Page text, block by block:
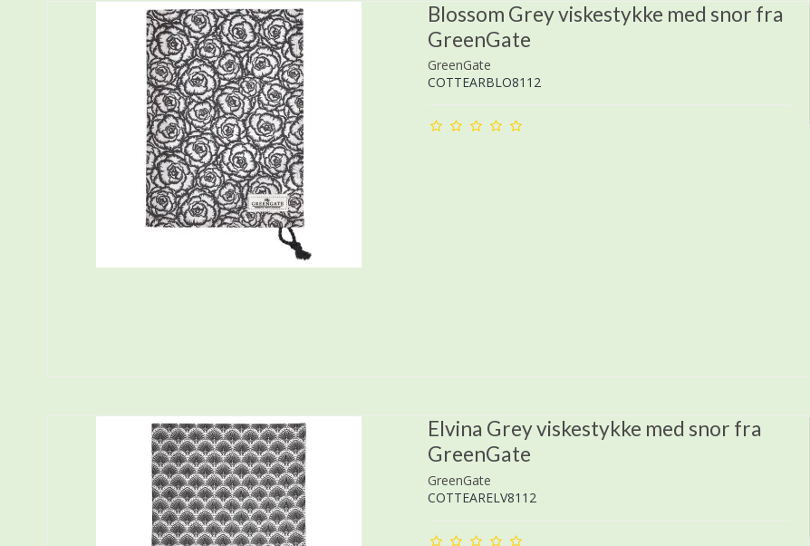
Blossom Grey viskestykke med snor fra
GreenGate
GreenGate
COTTEARBLO8112
Elvina Grey viskestykke med snor fra
GreenGate
GreenGate
COTTEARELV8112